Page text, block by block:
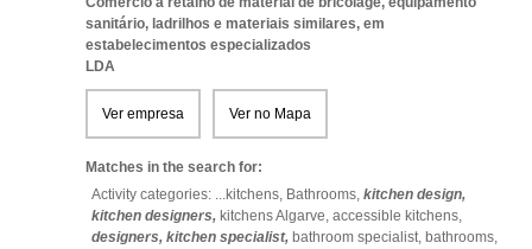
sanitário, ladrilhos e materiais similares, em
estabelecimentos especializados
LDA
Ver empresa Ver no Mapa
Matches in the search for:
Activity categories: ...kitchens, Bathrooms, kitchen design,
kitchen designers, kitchens Algarve, accessible kitchens,
designers, kitchen specialist, bathroom specialist, bathrooms,